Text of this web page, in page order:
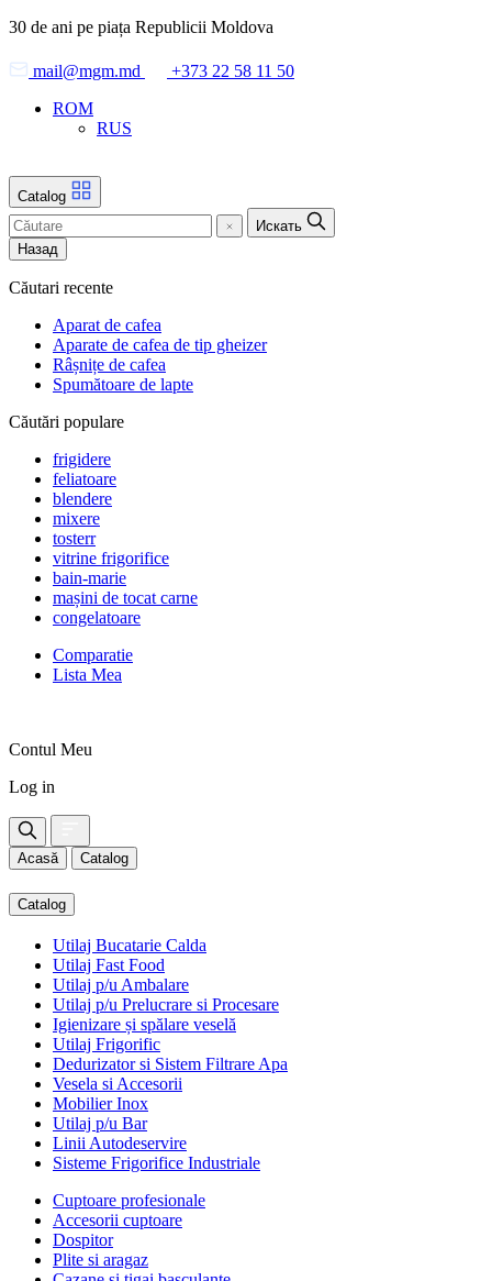
Skip
the
content
30 de ani pe piața Republicii Moldova
mail@mgm.md
+373 22 58 11 50
ROM
RUS
Catalog
Искать
Назад
Căutari recente
Aparat de cafea
Aparate de cafea de tip gheizer
Râșnițe de cafea
Spumătoare de lapte
Căutări populare
frigidere
feliatoare
blendere
mixere
tosterr
vitrine frigorifice
bain-marie
mașini de tocat carne
congelatoare
Comparatie
Lista Mea
Contul Meu
Log in
Acasă Catalog
Catalog
Utilaj Bucatarie Calda
Utilaj Fast Food
Utilaj p/u Ambalare
Utilaj p/u Prelucrare si Procesare
Igienizare și spălare veselă
Utilaj Frigorific
Dedurizator si Sistem Filtrare Apa
Vesela si Accesorii
Mobilier Inox
Utilaj p/u Bar
Linii Autodeservire
Sisteme Frigorifice Industriale
Cuptoare profesionale
Accesorii cuptoare
Dospitor
Plite si aragaz